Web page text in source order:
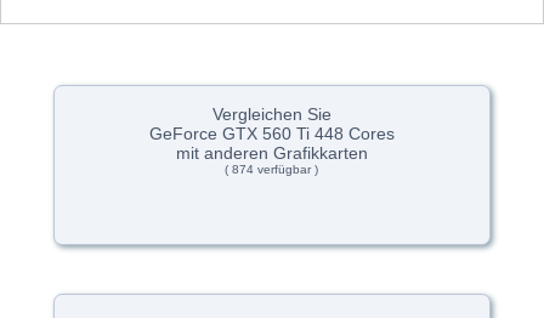
Vergleichen Sie
GeForce GTX 560 Ti 448 Cores
mit anderen Grafikkarten
( 874 verfügbar )